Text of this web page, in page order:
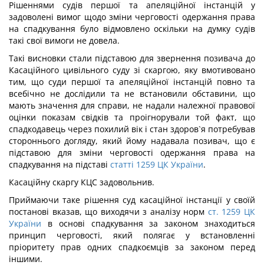
Рішеннями судів першої та апеляційної інстанцій у
задоволені вимог щодо зміни черговості одержання права
на спадкування було відмовлено оскільки на думку судів
такі свої вимоги не довела.
Такі висновки стали підставою для звернення позивача до
Касаційного цивільного суду зі скаргою, яку вмотивовано
тим, що суди першої та апеляційної інстанцій повно та
всебічно не дослідили та не встановили обставини, що
мають значення для справи, не надали належної правової
оцінки показам свідків та проігнорували той факт, що
спадкодавець через похилий вік і стан здоров`я потребував
стороннього догляду, який йому надавала позивач, що є
підставою для зміни черговості одержання права на
спадкування на підставі статті 1259 ЦК України.
Касаційну скаргу КЦС задовольнив.
Приймаючи таке рішення суд касаційної інстанції у своїй
постанові вказав, що виходячи з аналізу норм ст. 1259 ЦК
України в основі спадкування за законом знаходиться
принцип черговості, який полягає у встановленні
пріоритету прав одних спадкоємців за законом перед
іншими.